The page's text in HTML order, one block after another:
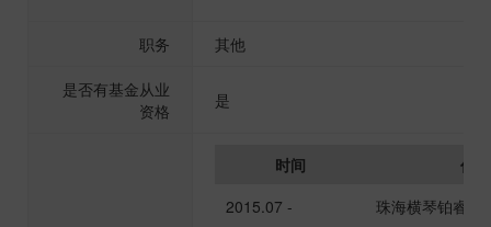
职务 其他
是否有基金从业
资格
是
时间
任
2015.07 -
珠海横琴铂睿资